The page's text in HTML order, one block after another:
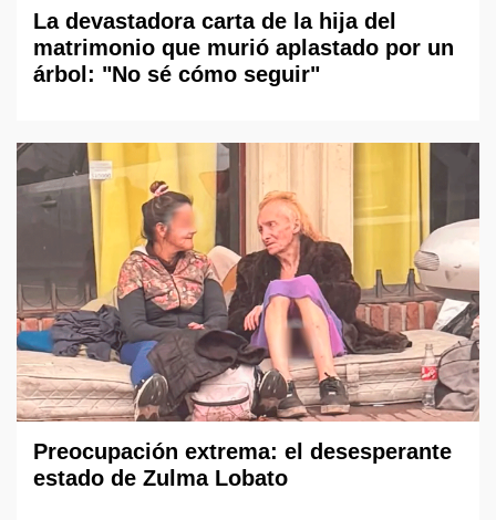
La devastadora carta de la hija del
matrimonio que murió aplastado por un
árbol: "No sé cómo seguir"
Preocupación extrema: el desesperante
estado de Zulma Lobato